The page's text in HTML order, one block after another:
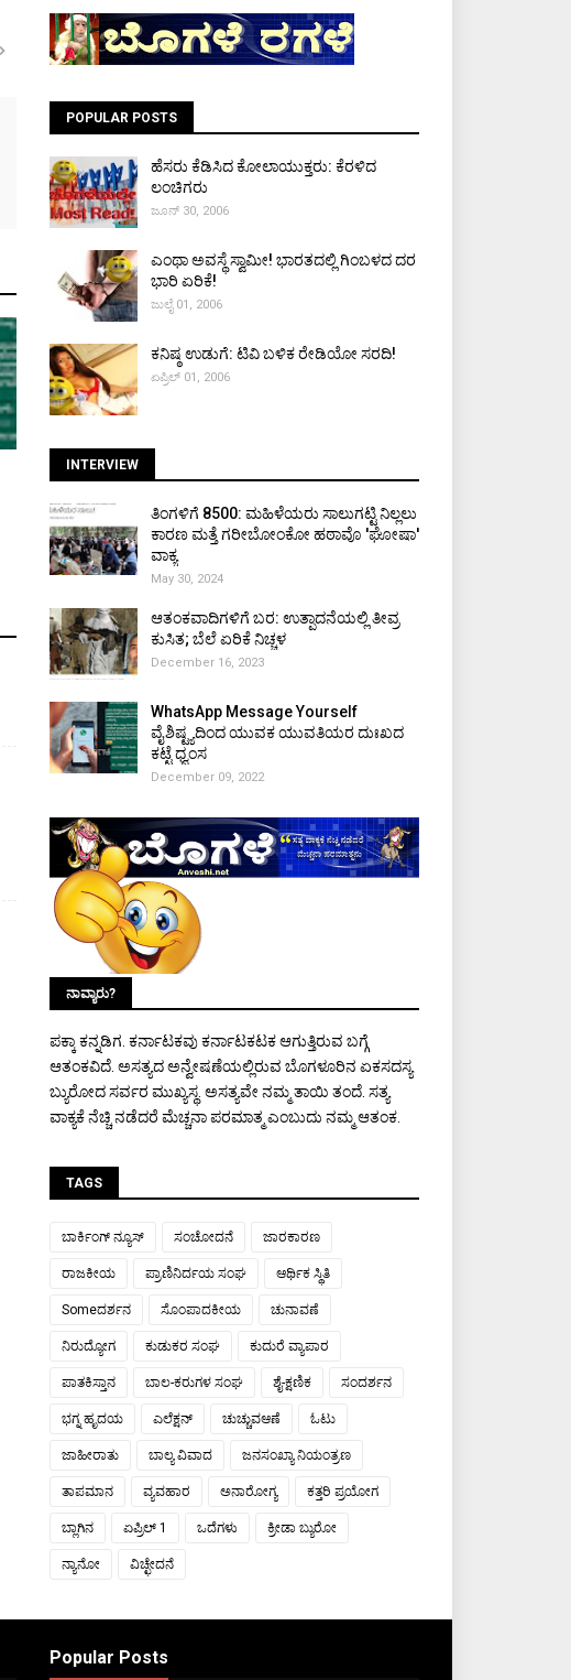
POPULAR POSTS
ಹೆಸರು ಕೆಡಿಸಿದ ಕೋಲಾಯುಕ್ತರು: ಕೆರಳಿದ
ಲಂಚಿಗರು
ಜೂನ್ 30, 2006
ಎಂಥಾ ಅವಸ್ಥೆ ಸ್ವಾಮೀ! ಭಾರತದಲ್ಲಿ ಗಿಂಬಳದ ದರ
ಭಾರಿ ಏರಿಕೆ!
ಜುಲೈ 01, 2006
ಕನಿಷ್ಠ ಉಡುಗೆ: ಟಿವಿ ಬಳಿಕ ರೇಡಿಯೋ ಸರದಿ!
ಏಪ್ರಿಲ್ 01, 2006
INTERVIEW
ತಿಂಗಳಿಗೆ ₹8500: ಮಹಿಳೆಯರು ಸಾಲುಗಟ್ಟಿ ನಿಲ್ಲಲು
ಕಾರಣ ಮತ್ತೆ ಗರೀಬೋಂಕೋ ಹಠಾವೊ 'ಘೋಷಾ'
ವಾಕ್ಯ
May 30, 2024
ಆತಂಕವಾದಿಗಳಿಗೆ ಬರ: ಉತ್ಪಾದನೆಯಲ್ಲಿ ತೀವ್ರ
ಕುಸಿತ; ಬೆಲೆ ಏರಿಕೆ ನಿಚ್ಚಳ
December 16, 2023
WhatsApp Message Yourself
ವೈಶಿಷ್ಟ್ಯದಿಂದ ಯುವಕ ಯುವತಿಯರ ದುಃಖದ
ಕಟ್ಟೆ ಧ್ವಂಸ
December 09, 2022
ನಾವ್ಯಾರು?
ಪಕ್ಕಾ ಕನ್ನಡಿಗ. ಕರ್ನಾಟಕವು ಕರ್ನಾಟಕಟಕ ಆಗುತ್ತಿರುವ ಬಗ್ಗೆ
ಆತಂಕವಿದೆ. ಅಸತ್ಯದ ಅನ್ವೇಷಣೆಯಲ್ಲಿರುವ ಬೊಗಳೂರಿನ ಏಕಸದಸ್ಯ
ಬ್ಯುರೋದ ಸರ್ವರ ಮುಖ್ಯಸ್ಥ. ಅಸತ್ಯವೇ ನಮ್ಮ ತಾಯಿ ತಂದೆ. ಸತ್ಯ
ವಾಕ್ಯಕೆ ನೆಚ್ಚಿ ನಡೆದರೆ ಮೆಚ್ಚನಾ ಪರಮಾತ್ಮ ಎಂಬುದು ನಮ್ಮ ಆತಂಕ.
TAGS
ಬಾರ್ಕಿಂಗ್ ನ್ಯೂಸ್ ಸಂಚೋದನೆ ಜಾರಕಾರಣ
ರಾಜಕೀಯ ಪ್ರಾಣಿನಿರ್ದಯ ಸಂಘ ಆರ್ಥಿಕ ಸ್ಥಿತಿ
Someದರ್ಶನ ಸೊಂಪಾದಕೀಯ ಚುನಾವಣೆ
ನಿರುದ್ಯೋಗ ಕುಡುಕರ ಸಂಘ ಕುದುರೆ ವ್ಯಾಪಾರ
ಪಾತಕಿಸ್ತಾನ ಬಾಲ-ಕರುಗಳ ಸಂಘ ಶೈ-ಕ್ಷಣಿಕ ಸಂದರ್ಶನ
ಭಗ್ನ ಹೃದಯ ಎಲೆಕ್ಷನ್ ಚುಚ್ಚುವಆಣೆ ಓಟು
ಜಾಹೀರಾತು ಬಾಲ್ಯ ವಿವಾದ ಜನಸಂಖ್ಯಾ ನಿಯಂತ್ರಣ
ತಾಪಮಾನ ವ್ಯವಹಾರ ಅನಾರೋಗ್ಯ ಕತ್ತರಿ ಪ್ರಯೋಗ
ಬ್ಲಾಗಿನ ಏಪ್ರಿಲ್ 1 ಒದೆಗಳು ಕ್ರೀಡಾ ಬ್ಯುರೋ
ನ್ಯಾನೋ ವಿಚ್ಛೇದನೆ
Popular Posts